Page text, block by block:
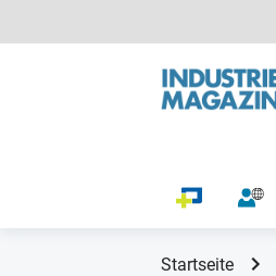
Startseite